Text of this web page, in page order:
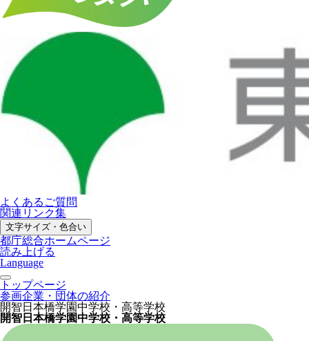
よくあるご質問
関連リンク集
文字サイズ・色合い
都庁総合ホームページ
読み上げる
Language
トップページ
参画企業・団体の紹介
開智日本橋学園中学校・高等学校
開智日本橋学園中学校・高等学校